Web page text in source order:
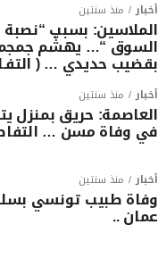
أخبار منذ سنتين
الملاسين: بسبب
السوق “… يهشّم
بقضيب حديدي … (
أخبار منذ سنتين
العاصمة: حريق بمنزل
في وفاة مسن …
أخبار منذ سنتين
وفاة طبيب تونسي
عمان ..